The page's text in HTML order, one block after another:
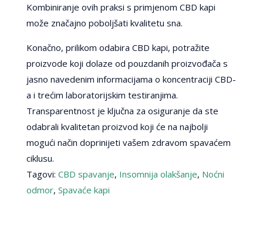
Kombiniranje ovih praksi s primjenom CBD kapi
može značajno poboljšati kvalitetu sna.
Konačno, prilikom odabira CBD kapi, potražite
proizvode koji dolaze od pouzdanih proizvođača s
jasno navedenim informacijama o koncentraciji CBD-
a i trećim laboratorijskim testiranjima.
Transparentnost je ključna za osiguranje da ste
odabrali kvalitetan proizvod koji će na najbolji
mogući način doprinijeti vašem zdravom spavaćem
ciklusu.
Tagovi: CBD spavanje, Insomnija olakšanje, Noćni
odmor, Spavaće kapi